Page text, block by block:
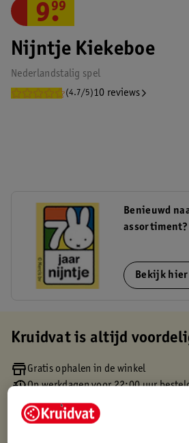
Nijntje Kiekeboe
Nederlandstalig spel
(4.7/5)10 reviews
9.
99
Benieuwd
assortiment?
Bekijk hier
Kruidvat is altijd
Gratis ophalen in de winkel
Op werkdagen voor 22:00 uur
Gratis thuisbezorgd vanaf 50.00
Gratis retourneren binnen 30 dagen